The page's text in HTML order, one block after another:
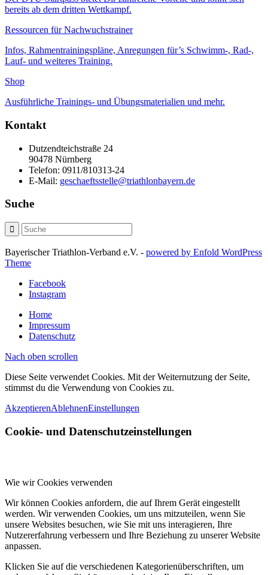
bereits ab dem dritten Wettkampf.
Ressourcen für Nachwuchstrainer
Infos, Rahmentrainingspläne, Anregungen für’s Schwimm-, Rad-,
Lauf- und weiteres Training.
Shop
Ausführliche Trainings- und Übungsmaterialien und mehr.
Kontakt
Dutzendteichstraße 24
90478 Nürnberg
Telefon: 0911/810313-24
E-Mail: geschaeftsstelle@triathlonbayern.de
Suche
Bayerischer Triathlon-Verband e.V. - powered by Enfold WordPress
Theme
Facebook
Instagram
Home
Impressum
Datenschutz
Nach oben scrollen
Diese Seite verwendet Cookies. Mit der Weiternutzung der Seite,
stimmst du die Verwendung von Cookies zu.
AkzeptierenAblehnenEinstellungen
Cookie- und Datenschutzeinstellungen
Wie wir Cookies verwenden
Wir können Cookies anfordern, die auf Ihrem Gerät eingestellt
werden. Wir verwenden Cookies, um uns mitzuteilen, wenn Sie
unsere Websites besuchen, wie Sie mit uns interagieren, Ihre
Nutzererfahrung verbessern und Ihre Beziehung zu unserer Website
anpassen.
Klicken Sie auf die verschiedenen Kategorienüberschriften, um